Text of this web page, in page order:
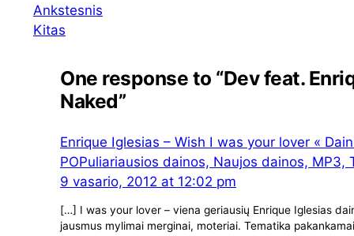
Ankstesnis
Kitas
One response to “Dev feat.
Naked”
Enrique Iglesias – Wish I was your lover «
POPuliariausios dainos, Naujos dainos, MP3,
9 vasario, 2012 at 12:02 pm
[…] I was your lover – viena geriausių Enrique Iglesias
jausmus mylimai merginai, moteriai. Tematika